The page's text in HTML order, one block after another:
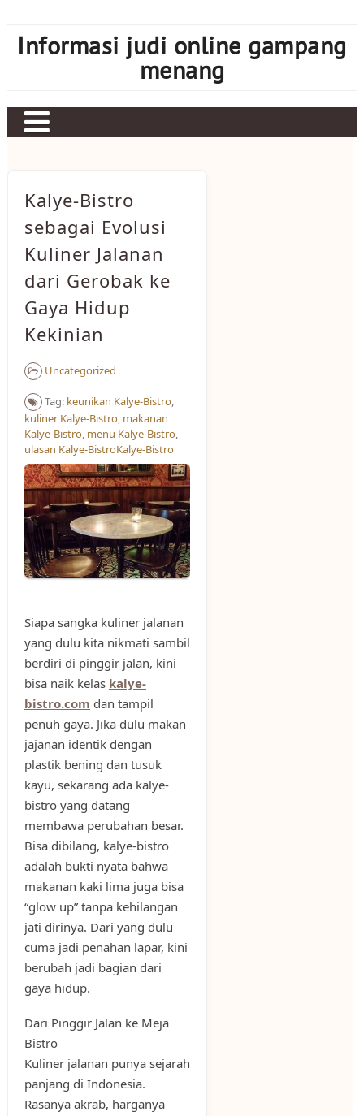
contentInformasi judi online gampang
menang
Kalye-Bistro
sebagai Evolusi
Kuliner Jalanan
dari Gerobak ke
Gaya Hidup
Kekinian
Uncategorized
Tag: keunikan Kalye-Bistro,
kuliner Kalye-Bistro, makanan
Kalye-Bistro, menu Kalye-Bistro,
ulasan Kalye-BistroKalye-Bistro
Siapa sangka kuliner jalanan
yang dulu kita nikmati sambil
berdiri di pinggir jalan, kini
bisa naik kelas kalye-
bistro.com dan tampil
penuh gaya. Jika dulu makan
jajanan identik dengan
plastik bening dan tusuk
kayu, sekarang ada kalye-
bistro yang datang
membawa perubahan besar.
Bisa dibilang, kalye-bistro
adalah bukti nyata bahwa
makanan kaki lima juga bisa
“glow up” tanpa kehilangan
jati dirinya. Dari yang dulu
cuma jadi penahan lapar, kini
berubah jadi bagian dari
gaya hidup.
Dari Pinggir Jalan ke Meja
Bistro
Kuliner jalanan punya sejarah
panjang di Indonesia.
Rasanya akrab, harganya